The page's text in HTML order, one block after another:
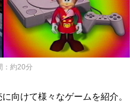
：約20分
向けて様々なゲームを紹介。